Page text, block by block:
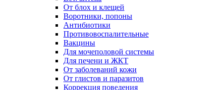
От блох и клещей
Воротники, попоны
Антибиотики
Противовоспалительные
Вакцины
Для мочеполовой системы
Для печени и ЖКТ
От заболеваний кожи
От глистов и паразитов
Коррекция поведения